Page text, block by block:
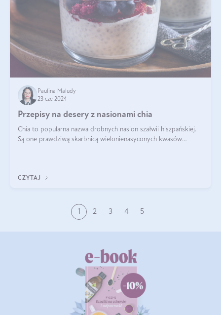
Paulina Maludy
23 cze 2024
Przepisy na desery z nasionami chia
Chia to popularna nazwa drobnych nasion szałwii hiszpańskiej.
Są one prawdziwą skarbnicą wielonienasyconych kwasów
CZYTAJ
1 2 3 4 5